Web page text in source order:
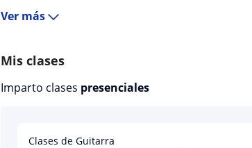
Ver más
Mis clases
Imparto clases presenciales
Clases de Guitarra